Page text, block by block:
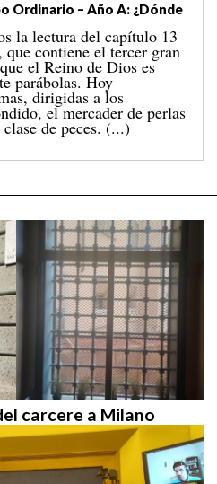
Ordinario (ciclo A):
pasado nos narraba el
de los panes para una
desierto, que concluyó
llenos de sobras. A
el conocido episodio
sobre el mar. [...]
carcere a Milano